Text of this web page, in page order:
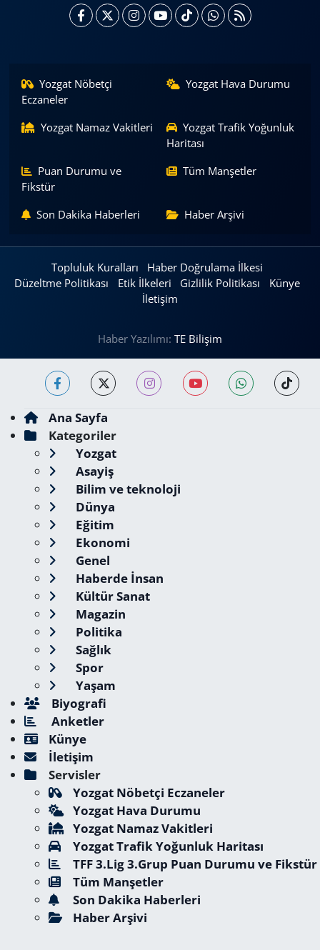
Yozgat Nöbetçi
Eczaneler
Yozgat Hava Durumu
Yozgat Namaz Vakitleri
Yozgat Trafik Yoğunluk
Haritası
Puan Durumu ve
Fikstür
Tüm Manşetler
Son Dakika Haberleri Haber Arşivi
Topluluk Kuralları
Haber Doğrulama İlkesi
Düzeltme Politikası
Etik İlkeleri Gizlilik Politikası
Künye
İletişim
Haber Yazılımı: TE Bilişim
Ana Sayfa
Kategoriler
Yozgat
Asayiş
Bilim ve teknoloji
Dünya
Eğitim
Ekonomi
Genel
Haberde İnsan
Kültür Sanat
Magazin
Politika
Sağlık
Spor
Yaşam
Biyografi
Anketler
Künye
İletişim
Servisler
Yozgat Nöbetçi Eczaneler
Yozgat Hava Durumu
Yozgat Namaz Vakitleri
Yozgat Trafik Yoğunluk Haritası
TFF 3.Lig 3.Grup Puan Durumu ve Fikstür
Tüm Manşetler
Son Dakika Haberleri
Haber Arşivi